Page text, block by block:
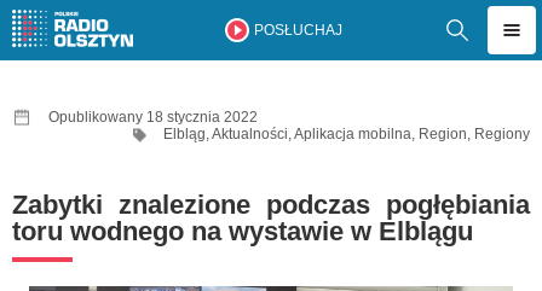
POSŁUCHAJ
Opublikowany 18 stycznia 2022
Elbląg,Aktualności,Aplikacja mobilna, Region, Regiony
Zabytki znalezione podczas pogłębiania
toru wodnego na wystawie w Elblągu